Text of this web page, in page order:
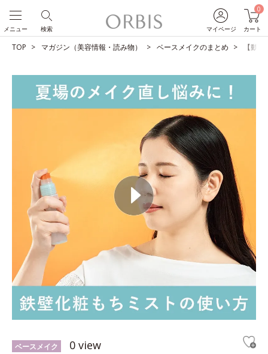
マイページ
0
カート
検索
メニュー
TOP マガジン（美容情報・読み物） ベースメイクのまとめ 【動
ベースメイク 0 view